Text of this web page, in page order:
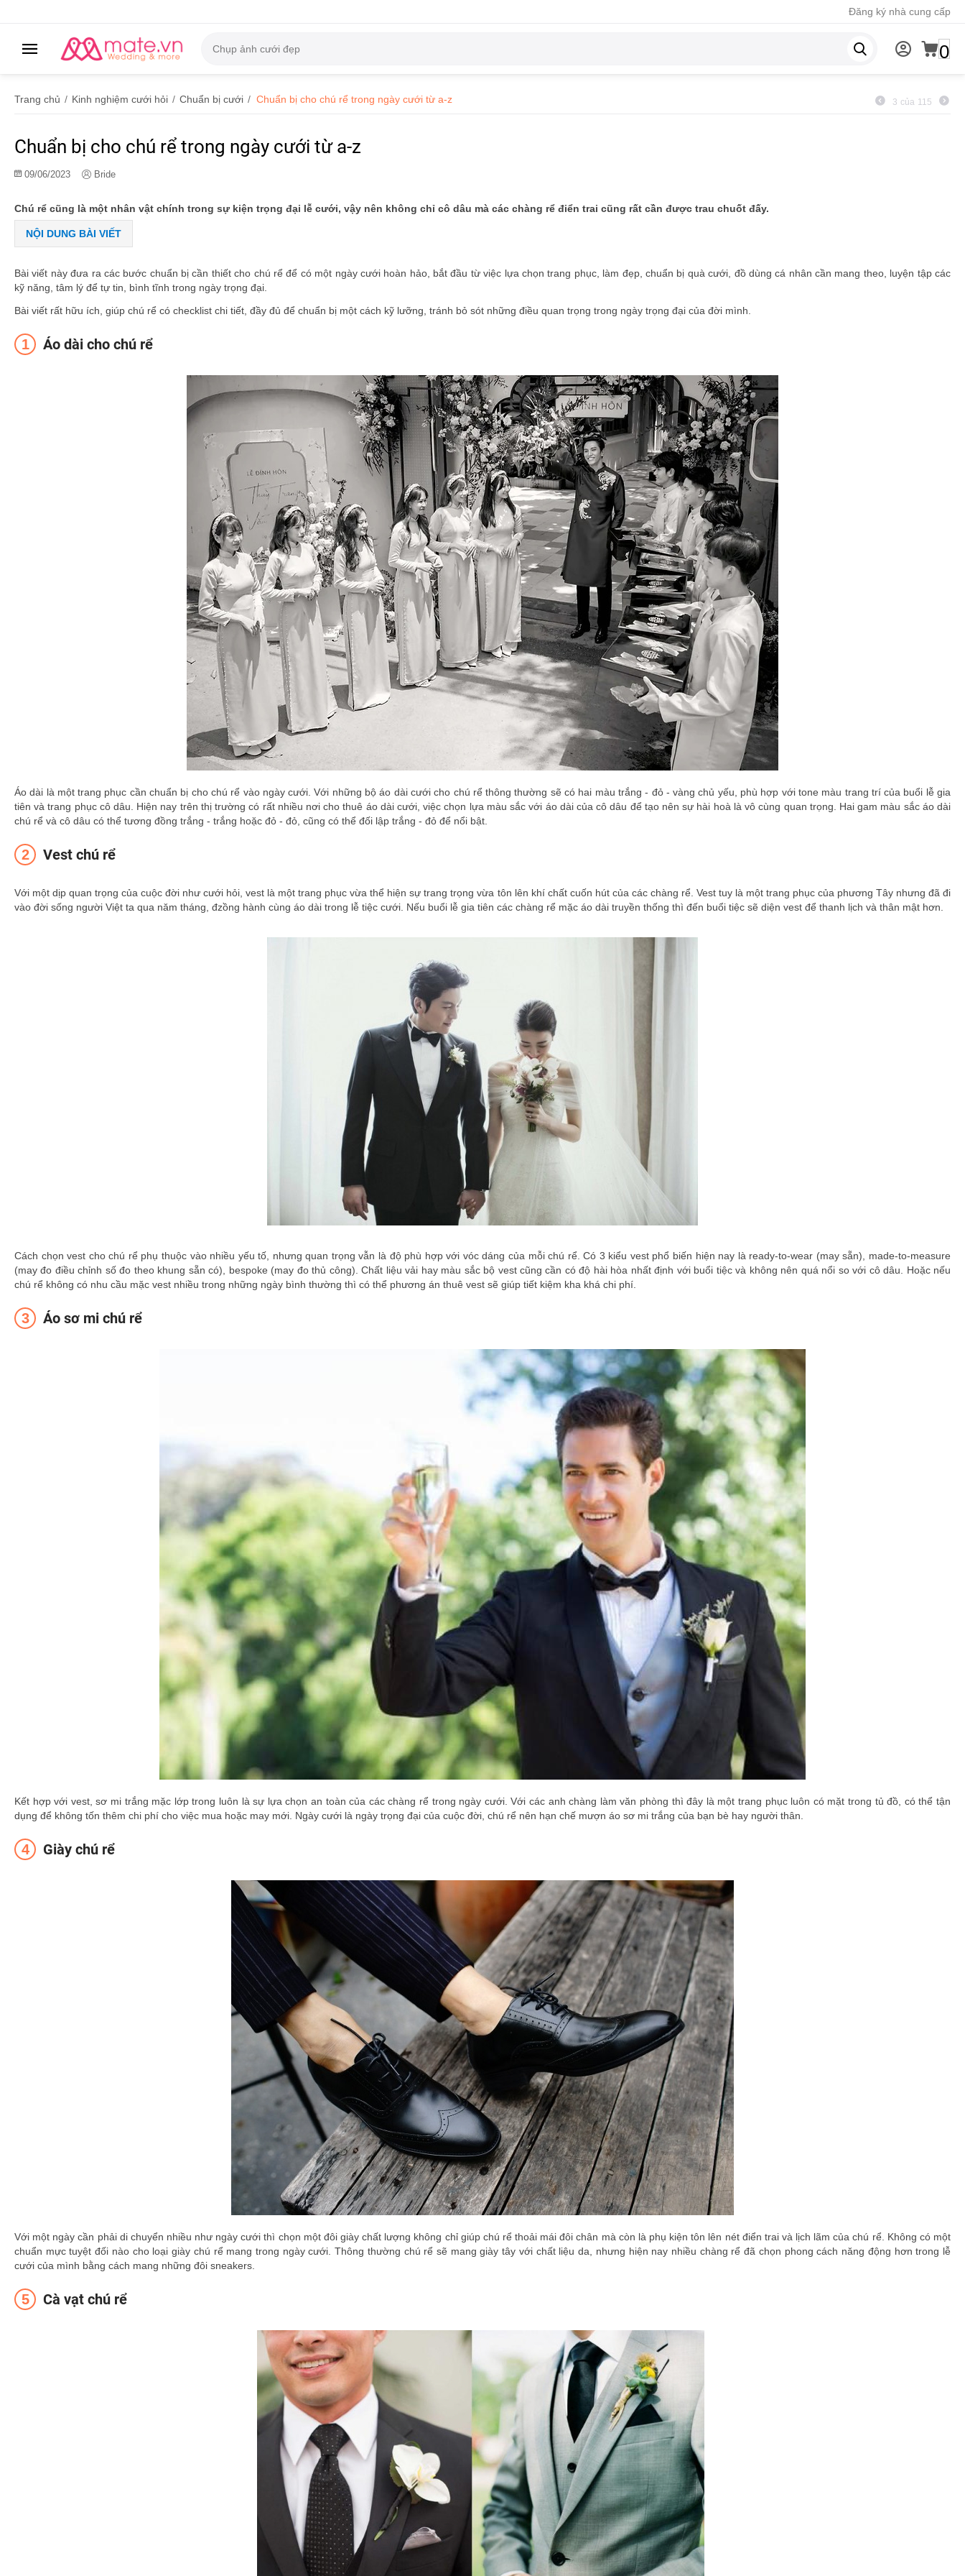
Đăng ký nhà cung cấp
0
Trang chủ / Kinh nghiệm cưới hỏi / Chuẩn bị cưới / Chuẩn bị cho chú rể trong ngày cưới từ a-z 3 của 115
Chuẩn bị cho chú rể trong ngày cưới từ a-z
09/06/2023 Bride
Chú rể cũng là một nhân vật chính trong sự kiện trọng đại lễ cưới, vậy nên không chỉ cô dâu mà các chàng rể điển trai cũng rất cần được trau chuốt đấy.
NỘI DUNG BÀI VIẾT
Bài viết này đưa ra các bước chuẩn bị cần thiết cho chú rể để có một ngày cưới hoàn hảo, bắt đầu từ việc lựa chọn trang phục, làm đẹp, chuẩn bị quà cưới, đồ dùng cá nhân cần mang theo, luyện tập các
kỹ năng, tâm lý để tự tin, bình tĩnh trong ngày trọng đại.
Bài viết rất hữu ích, giúp chú rể có checklist chi tiết, đầy đủ để chuẩn bị một cách kỹ lưỡng, tránh bỏ sót những điều quan trọng trong ngày trọng đại của đời mình.
Áo dài cho chú rể
Áo dài là một trang phục cần chuẩn bị cho chú rể vào ngày cưới. Với những bộ áo dài cưới cho chú rể thông thường sẽ có hai màu trắng - đỏ - vàng chủ yếu, phù hợp với tone màu trang trí của buổi lễ gia
tiên và trang phục cô dâu. Hiện nay trên thị trường có rất nhiều nơi cho thuê áo dài cưới, việc chọn lựa màu sắc với áo dài của cô dâu để tạo nên sự hài hoà là vô cùng quan trọng. Hai gam màu sắc áo dài
chú rể và cô dâu có thể tương đồng trắng - trắng hoặc đỏ - đỏ, cũng có thể đối lập trắng - đỏ để nổi bật.
Vest chú rể
Với một dịp quan trọng của cuộc đời như cưới hỏi, vest là một trang phục vừa thể hiện sự trang trọng vừa tôn lên khí chất cuốn hút của các chàng rể. Vest tuy là một trang phục của phương Tây nhưng đã đi
vào đời sống người Việt ta qua năm tháng, đzồng hành cùng áo dài trong lễ tiệc cưới. Nếu buổi lễ gia tiên các chàng rể mặc áo dài truyền thống thì đến buổi tiệc sẽ diện vest để thanh lịch và thân mật hơn.
Cách chọn vest cho chú rể phụ thuộc vào nhiều yếu tố, nhưng quan trọng vẫn là độ phù hợp với vóc dáng của mỗi chú rể. Có 3 kiểu vest phổ biến hiện nay là ready-to-wear (may sẵn), made-to-measure
(may đo điều chỉnh số đo theo khung sẵn có), bespoke (may đo thủ công). Chất liệu vải hay màu sắc bộ vest cũng cần có độ hài hòa nhất định với buổi tiệc và không nên quá nổi so với cô dâu. Hoặc nếu
chú rể không có nhu cầu mặc vest nhiều trong những ngày bình thường thì có thể phương án thuê vest sẽ giúp tiết kiệm kha khá chi phí.
Áo sơ mi chú rể
Kết hợp với vest, sơ mi trắng mặc lớp trong luôn là sự lựa chọn an toàn của các chàng rể trong ngày cưới. Với các anh chàng làm văn phòng thì đây là một trang phục luôn có mặt trong tủ đồ, có thể tận
dụng để không tốn thêm chi phí cho việc mua hoặc may mới. Ngày cưới là ngày trọng đại của cuộc đời, chú rể nên hạn chế mượn áo sơ mi trắng của bạn bè hay người thân.
Giày chú rể
Với một ngày cần phải di chuyển nhiều như ngày cưới thì chọn một đôi giày chất lượng không chỉ giúp chú rể thoải mái đôi chân mà còn là phụ kiện tôn lên nét điển trai và lịch lãm của chú rể. Không có một
chuẩn mực tuyệt đối nào cho loại giày chú rể mang trong ngày cưới. Thông thường chú rể sẽ mang giày tây với chất liệu da, nhưng hiện nay nhiều chàng rể đã chọn phong cách năng động hơn trong lễ
cưới của mình bằng cách mang những đôi sneakers.
Cà vạt chú rể